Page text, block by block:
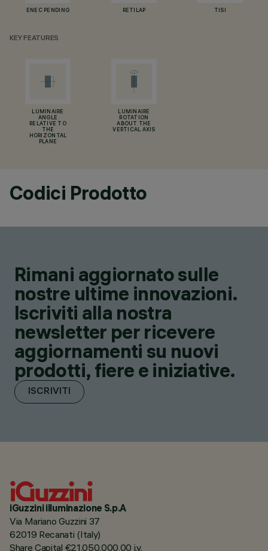
ENEC PENDING RETILAP TISI
KEY FEATURES
LUMINAIRE
ANGLE
RELATIVE TO
THE
HORIZONTAL
PLANE
LUMINAIRE
ROTATION
ABOUT THE
VERTICAL AXIS
Codici Prodotto
Rimani aggiornato sulle
nostre ultime innovazioni.
Iscriviti alla nostra
newsletter per ricevere
aggiornamenti su nuovi
prodotti, fiere e iniziative.
ISCRIVITI
iGuzzini illuminazione S.p.A
Via Mariano Guzzini 37
62019 Recanati (Italy)
Share Capital €21.050.000,00 i.v.